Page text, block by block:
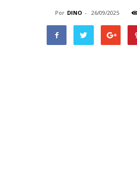
Por DINO - 26/09/2025